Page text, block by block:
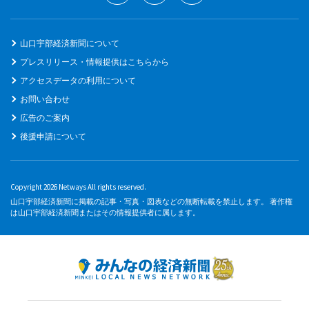
山口宇部経済新聞について
プレスリリース・情報提供はこちらから
アクセスデータの利用について
お問い合わせ
広告のご案内
後援申請について
Copyright 2026 Netways All rights reserved.
山口宇部経済新聞に掲載の記事・写真・図表などの無断転載を禁止します。 著作権
は山口宇部経済新聞またはその情報提供者に属します。